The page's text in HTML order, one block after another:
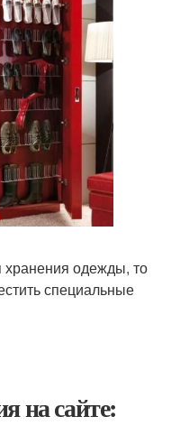
одежды, то
специальные
на сайте: